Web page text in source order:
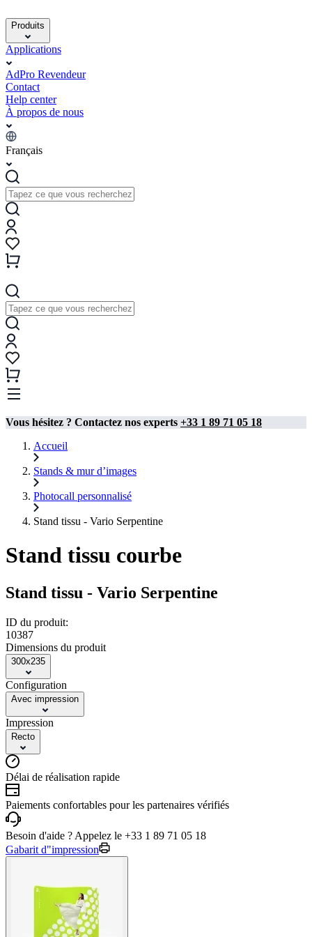
Produits
Applications
AdPro Revendeur
Contact
Help center
À propos de nous
Français
Vous hésitez ? Contactez nos experts +33 1 89 71 05 18
Accueil
Stands & mur d’images
Photocall personnalisé
Stand tissu - Vario Serpentine
Stand tissu courbe
Stand tissu - Vario Serpentine
ID du produit:
10387
Dimensions du produit
300x235
Configuration
Avec impression
Impression
Recto
Délai de réalisation rapide
Paiements confortables pour les partenaires vérifiés
Besoin d'aide ? Appelez le +33 1 89 71 05 18
Gabarit d"impression